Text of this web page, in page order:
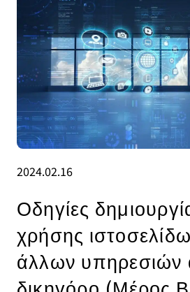
2024.02.16
Οδηγίες
χρήσης
άλλων υπηρεσιών